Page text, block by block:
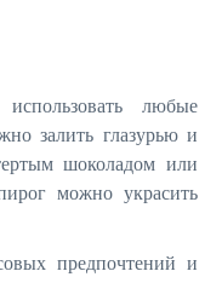
любые
залить глазурью и
шоколадом или
можно украсить
предпочтений и